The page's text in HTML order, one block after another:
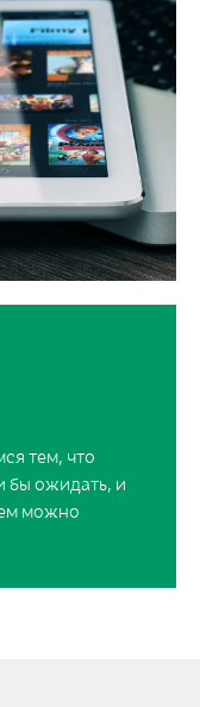
тем, что
бы ожидать, и
можно